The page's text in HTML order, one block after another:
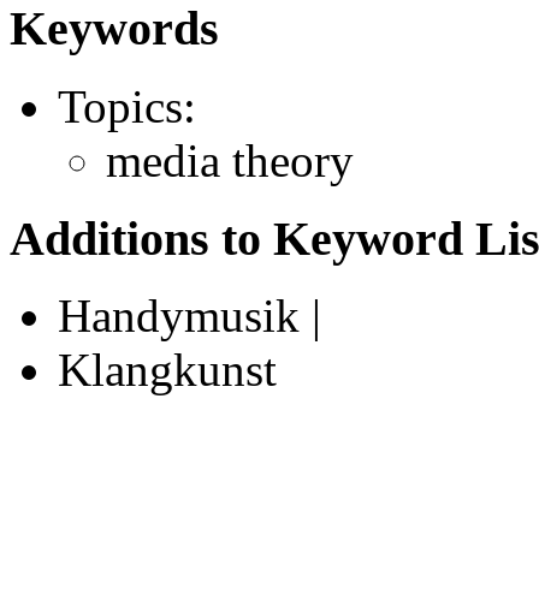
Keywords
Topics:
media theory
Additions to Keyword
Handymusik |
Klangkunst